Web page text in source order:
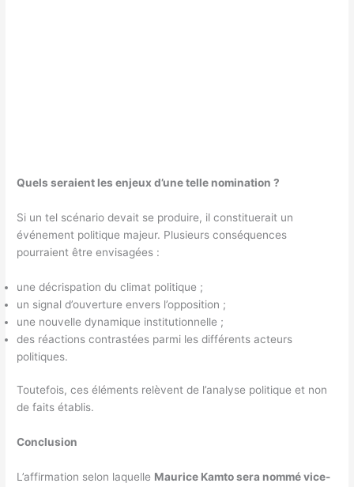
Quels seraient les enjeux d’une telle nomination ?
Si un tel scénario devait se produire, il constituerait un
événement politique majeur. Plusieurs conséquences
pourraient être envisagées :
une décrispation du climat politique ;
un signal d’ouverture envers l’opposition ;
une nouvelle dynamique institutionnelle ;
des réactions contrastées parmi les différents acteurs
politiques.
Toutefois, ces éléments relèvent de l’analyse politique et non
de faits établis.
Conclusion
L’affirmation selon laquelle Maurice Kamto sera nommé vice-